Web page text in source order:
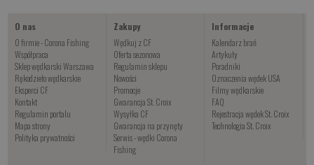
O nas
O firmie - Corona Fishing
Współpraca
Sklep wędkarski Warszawa
Rękodzieło wędkarskie
Eksperci CF
Kontakt
Regulamin portalu
Mapa strony
Polityka prywatności
Zakupy
Wędkuj z CF
Oferta sezonowa
Regulamin sklepu
Nowości
Promocje
Gwarancja St. Croix
Wysyłka CF
Gwarancja na przynęty
Serwis - wędki Corona
Fishing
Informacje
Kalendarz brań
Artykuły
Poradniki
Oznaczenia wędek USA
Filmy wędkarskie
FAQ
Rejestracja wędek St. Croix
Technologia St. Croix